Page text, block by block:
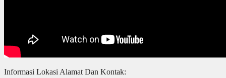
Informasi Lokasi Alamat Dan Kontak: